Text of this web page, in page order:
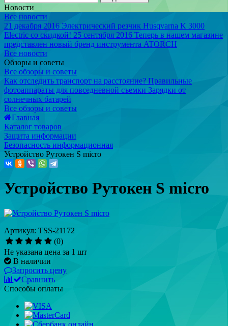
Новости
Все новости
21 декабря 2016 Электрический резчик Husqvarna K 3000
Electric со скидкой! 25 сентября 2016 Теперь в нашем магазине
представлен новый бренд инструмента ATORCH
Все новости
Обзоры и советы
Все обзоры и советы
Как отследить транспорт на расстояние? Правильные
фотоаппараты для повседневной съемки Зарядки от
солнечных батарей
Все обзоры и советы
Главная
Каталог товаров
Защита информации
Безопасность информационная
Устройство Рутокен S micro
Устройство Рутокен S micro
Артикул: TSS-21172
(0)
Не указана цена за 1 шт
В наличии
Запросить цену
Сравнить
Способы оплаты